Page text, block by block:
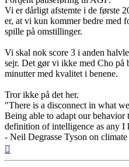
Vi er dårligt afstemte i de første
er, at vi kun kommer bedre med
spille på omstillinger.
Vi skal nok score 3 i anden
sejr. Det gør vi ikke med Cho på
minutter med kvalitet i benene.
Tror ikke på det her.
"There is a disconnect in what
Being able to adapt our behavior
definition of intelligence as any I
- Neil Degrasse Tyson on climate